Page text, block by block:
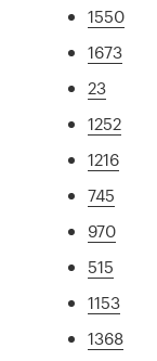
1550
1673
23
1252
1216
745
970
515
1153
1368